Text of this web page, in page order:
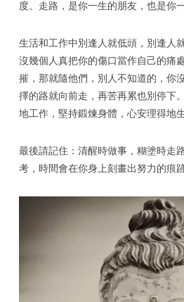
度。走路，是你一生的朋友，也是你
生活和工作中別逢人就低頭，別逢人
沒幾個人真把你的傷口當作自己的痛
摧，那就隨他們，別人不知道的，你
擇的路就向前走，再苦再累也別停下
地工作，堅持鍛煉身體，心安理得地生
最後請記住：清醒時做事，糊塗時走
考，時間會在你身上刻畫出努力的痕